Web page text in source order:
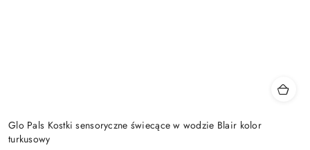
Glo Pals Kostki sensoryczne świecące w wodzie Blair kolor
turkusowy